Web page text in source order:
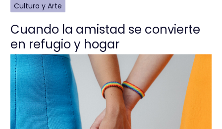
Cultura y Arte
Cuando la amistad se convierte
en refugio y hogar